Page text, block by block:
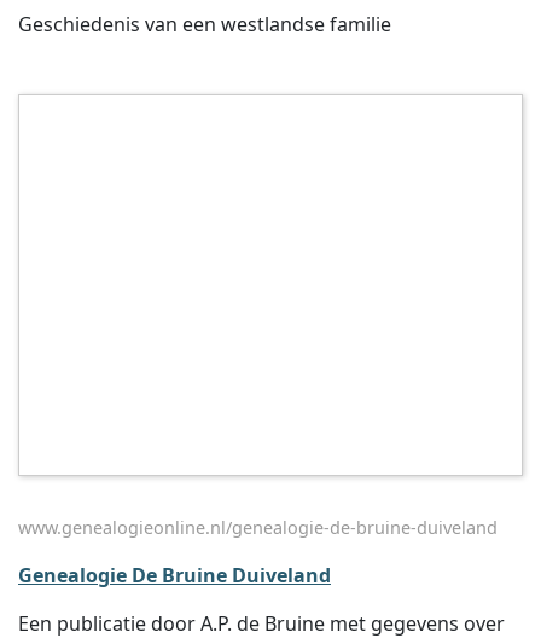
Geschiedenis van een westlandse familie
www.genealogieonline.nl/genealogie-de-bruine-duiveland
Genealogie De Bruine Duiveland
Een publicatie door A.P. de Bruine met gegevens over